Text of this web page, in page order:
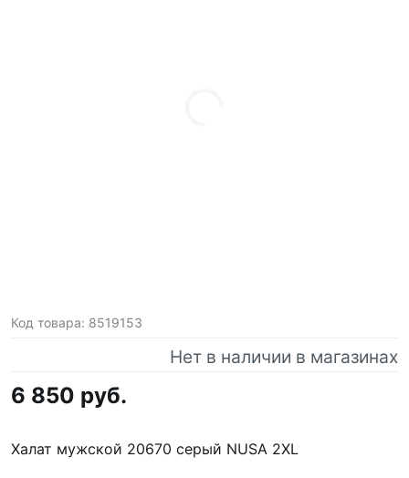
Код товара: 8519153
Нет в наличии в магазинах
6 850 руб.
Халат мужской 20670 серый NUSA 2XL